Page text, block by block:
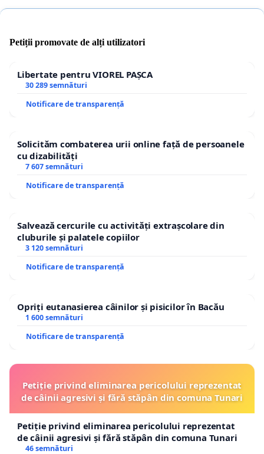
Petiții promovate de alți utilizatori
Libertate pentru VIOREL PAȘCA
30 289 semnături
Notificare de transparență
Solicităm combaterea urii online față de persoanele
cu dizabilități
7 607 semnături
Notificare de transparență
Salvează cercurile cu activități extrașcolare din
cluburile și palatele copiilor
3 120 semnături
Notificare de transparență
Opriți eutanasierea câinilor și pisicilor în Bacău
1 600 semnături
Notificare de transparență
Petiție privind eliminarea pericolului reprezentat
de câinii agresivi și fără stăpân din comuna Tunari
Petiție privind eliminarea pericolului reprezentat
de câinii agresivi și fără stăpân din comuna Tunari
46 semnături